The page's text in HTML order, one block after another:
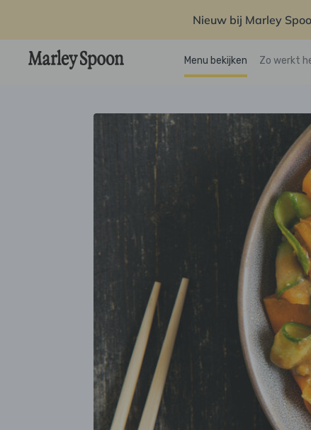
Nieuw bij Marley
Menu bekijken Zo werkt